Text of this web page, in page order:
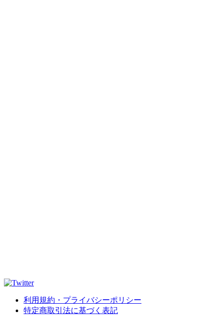
利用規約・プライバシーポリシー
特定商取引法に基づく表記